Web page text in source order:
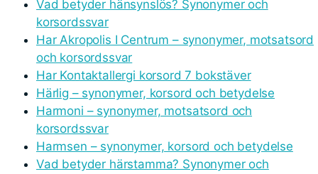
Vad betyder hänsynslös? Synonymer och
korsordssvar
Har Akropolis I Centrum – synonymer, motsatsord
och korsordssvar
Har Kontaktallergi korsord 7 bokstäver
Härlig – synonymer, korsord och betydelse
Harmoni – synonymer, motsatsord och
korsordssvar
Harmsen – synonymer, korsord och betydelse
Vad betyder härstamma? Synonymer och